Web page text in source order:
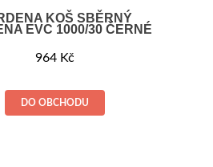
KOŠ SBĚRNÝ
EVC 1000/30 ČERNÉ
964 Kč
DO OBCHODU